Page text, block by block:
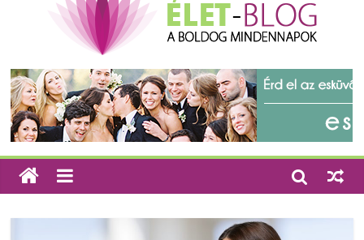
A zöld forradalom: A mosó- és parfümtermékek környezetbarát
szempontjainak erősítése